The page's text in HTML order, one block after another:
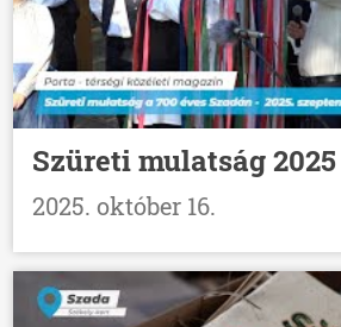
Szüreti mulatság 2025
2025. október 16.